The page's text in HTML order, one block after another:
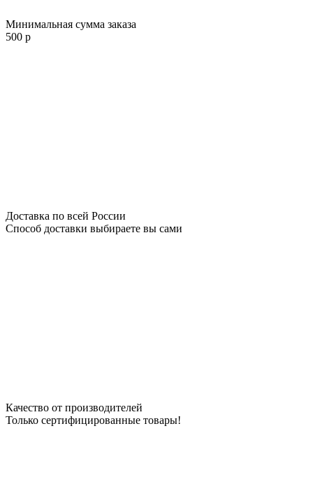
Минимальная сумма заказа
500 р
Доставка по всей России
Способ доставки выбираете вы сами
Качество от производителей
Только сертифицированные товары!